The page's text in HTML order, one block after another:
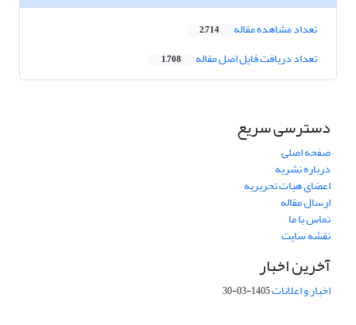
تعداد مشاهده مقاله 2,714
تعداد دریافت فایل اصل مقاله 1,708
دسترسی سریع
صفحه اصلی
درباره نشریه
اعضای هیات تحریریه
ارسال مقاله
تماس با ما
نقشه سایت
آخرین اخبار
اخبار و اعلانات1405-03-30